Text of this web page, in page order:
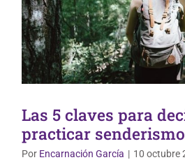
Las 5 claves para
practicar senderismo
Por Encarnación García | 10 octubre